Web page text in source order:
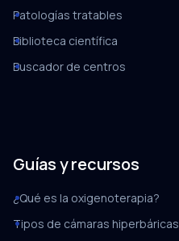
Patologías tratables
Biblioteca científica
Buscador de centros
Guías y recursos
¿Qué es la oxigenoterapia?
Tipos de cámaras hiperbáricas